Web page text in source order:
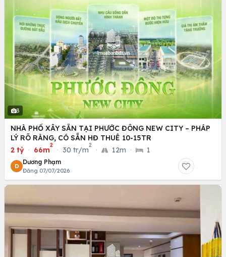
3
NHÀ PHỐ XÂY SẴN TẠI PHƯỚC ĐÔNG NEW CITY – PHÁP
LÝ RÕ RÀNG, CÓ SẴN HĐ THUÊ 10-15TR
2 tỷ · 66m
2
· 30 tr/m
2
· 12m · 1
D
Dương Phạm
Đăng 07/07/2026